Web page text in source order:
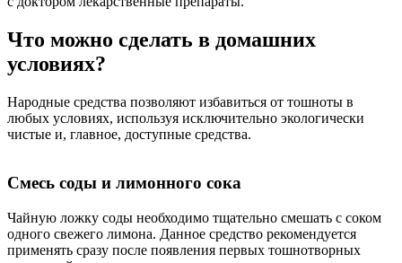
Что можно сделать в домашних
условиях?
Народные средства позволяют избавиться от тошноты в
любых условиях, используя исключительно экологически
чистые и, главное, доступные средства.
Смесь соды и лимонного сока
Чайную ложку соды необходимо тщательно смешать с соком
одного свежего лимона. Данное средство рекомендуется
применять сразу после появления первых тошнотворных